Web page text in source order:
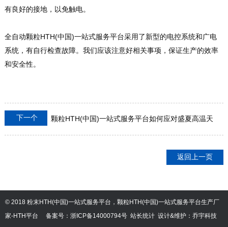
有良好的接地，以免触电。
全自动颗粒HTH(中国)一站式服务平台采用了新型的电控系统和广电
系统，有自行检查故障。我们应该注意好相关事项，保证生产的效率
和安全性。
下一个 颗粒HTH(中国)一站式服务平台如何应对盛夏高温天
气？
返回上一页
© 2018 粉末HTH(中国)一站式服务平台，颗粒HTH(中国)一站式服务平台生产厂
家-HTH平台
备案号： 浙ICP备14000794号 站长统计 设计&维护： 乔宇科技